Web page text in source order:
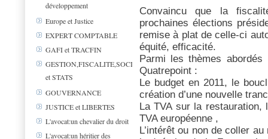
développement
Europe et Justice
EXPERT COMPTABLE
GAFI et TRACFIN
GESTION,FISCALITE,SOCIAL
et STATS
GOUVERNANCE
JUSTICE et LIBERTES
L'avocat:un chevalier du droit
L'avocat:un héritier des
Convaincu que la
prochaines élections
remise à plat de celle-ci
équité, efficacité.
Parmi les thèmes
Quatrepoint :
Le budget en 2011, le
création d’une nouvelle
La TVA sur la restauration,
TVA européenne ,
L’intérêt ou non de coller